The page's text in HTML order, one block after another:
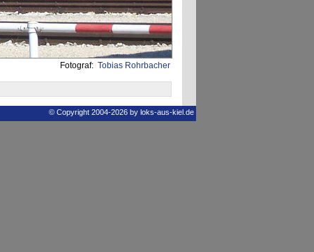
Fotograf: Tobias Rohrbacher
© Copyright 2004-2026 by loks-aus-kiel.de